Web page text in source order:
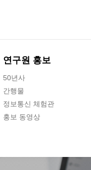
연구원 홍보
50년사
간행물
정보통신 체험관
홍보 동영상